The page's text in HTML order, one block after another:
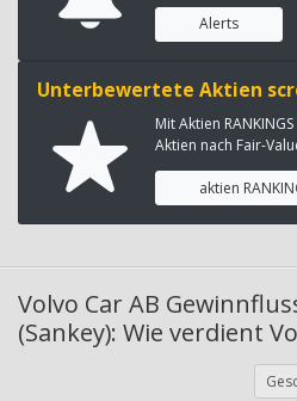
Alerts
Unterbewertete Aktien
Mit Aktien
Aktien nach Fair-
aktien
Volvo Car AB
(Sankey): Wie verdient